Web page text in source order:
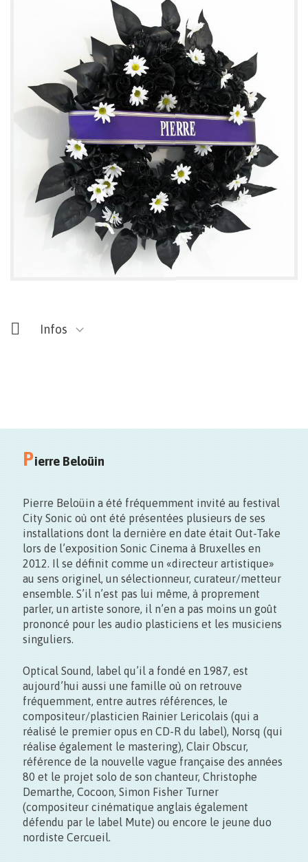
Entrée libre
Fermé les lundis
Infos
1 Rue de Nimy – Mons
11/09
entre 22:00 > 03:00
Entrée libre
Pierre Beloüin
Pierre Beloüin a été fréquemment invité au festival
City Sonic où ont été présentées plusieurs de ses
installations dont la dernière en date était Out-Take
lors de l’exposition Sonic Cinema à Bruxelles en
2012. Il se définit comme un «directeur artistique»
au sens originel, un sélectionneur, curateur/metteur
ensemble. S’il n’est pas lui même, à proprement
parler, un artiste sonore, il n’en a pas moins un goût
prononcé pour les audio plasticiens et les musiciens
singuliers.
Optical Sound, label qu’il a fondé en 1987, est
aujourd’hui aussi une famille où on retrouve
fréquemment, entre autres références, le
compositeur/plasticien Rainier Lericolais (qui a
réalisé le premier opus en CD-R du label), Norsq (qui
réalise également le mastering), Clair Obscur,
référence de la nouvelle vague française des années
80 et le projet solo de son chanteur, Christophe
Demarthe, Cocoon, Simon Fisher Turner
(compositeur cinématique anglais également
défendu par le label Mute) ou encore le jeune duo
nordiste Cercueil.